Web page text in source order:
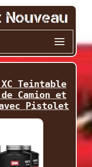
Teintable
Camion et
Pistolet